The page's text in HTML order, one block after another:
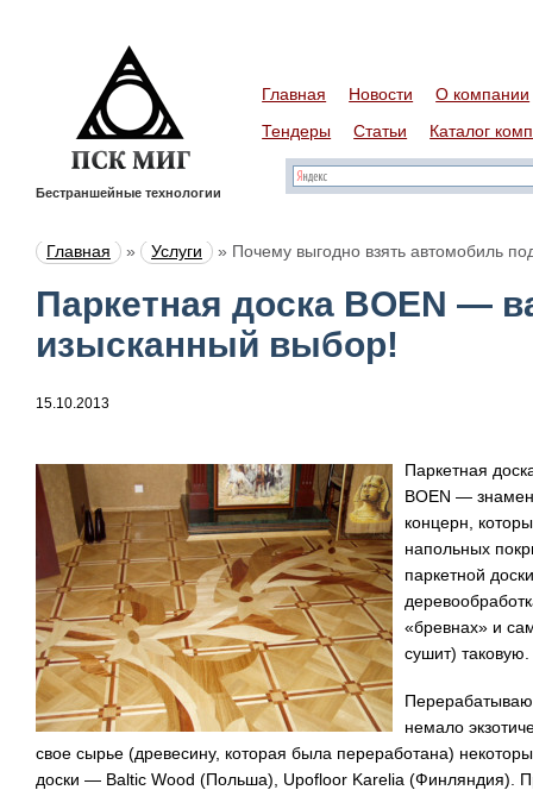
Бестраншейные технологии
Главная Новости
О компании
Тендеры
Статьи Каталог
Главная » Услуги » Почему выгодно взять автомобиль
Паркетная доска BOEN —
изысканный выбор!
15.10.2013
Паркетная
BOEN —
концерн,
напольных
паркетной
«бревнах» и
сушит) таковую.
немало
свое сырье (древесину, которая была переработана)
доски — Baltic Wood (Польша), Upofloor Karelia (Финляндия).